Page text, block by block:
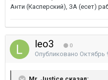
Анти (Касперский), ЗА (есет)
leo3 0
Опубликовано Октябрь